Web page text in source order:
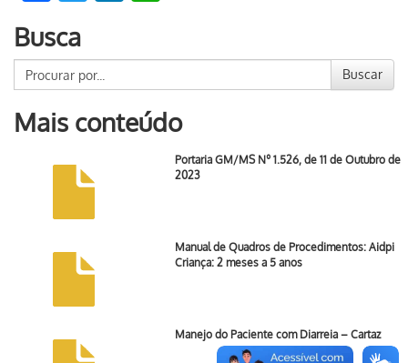
Busca
Buscar
Mais conteúdo
Portaria GM/MS Nº 1.526, de 11 de Outubro de
2023
Manual de Quadros de Procedimentos: Aidpi
Criança: 2 meses a 5 anos
Manejo do Paciente com Diarreia – Cartaz